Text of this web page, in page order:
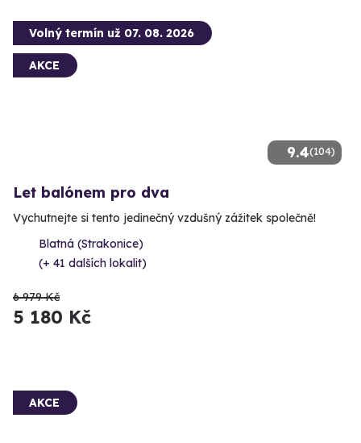
9.4(104)
Volný termín už 07. 08. 2026
AKCE
Let balónem pro dva
Vychutnejte si tento jedinečný vzdušný zážitek společně!
Blatná (Strakonice)
(+ 41 dalších lokalit)
6 979 Kč
5 180 Kč
AKCE